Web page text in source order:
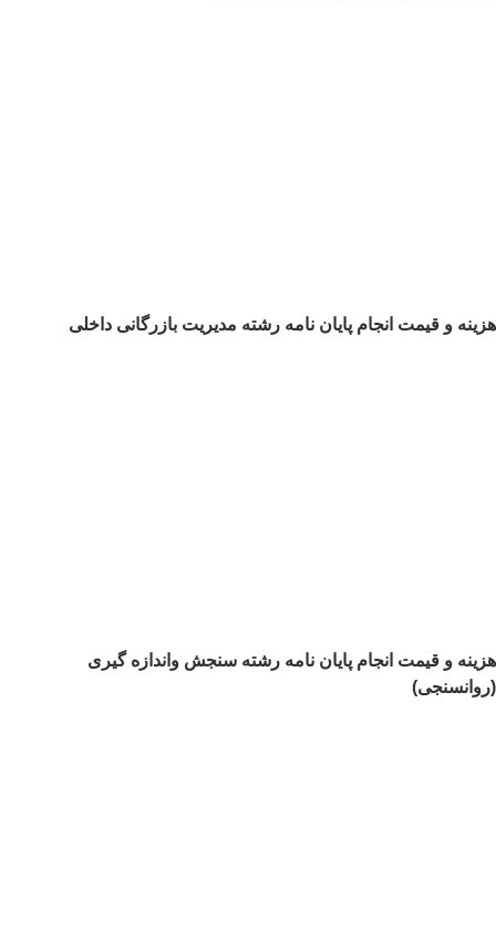
و قیمت انجام پایان نامه رشته مدیریت بازرگانی داخلی
و قیمت انجام پایان نامه رشته سنجش واندازه گیری